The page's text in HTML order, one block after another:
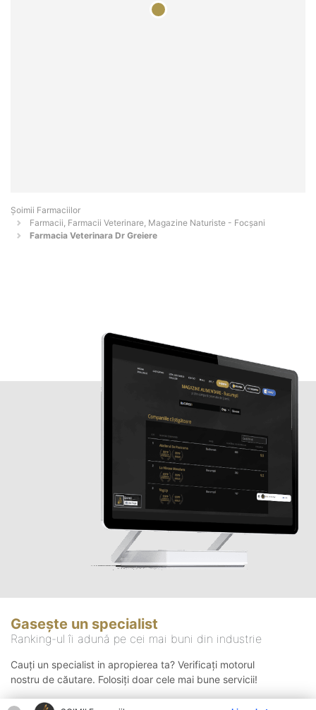
Şoimii Farmaciilor
Farmacii, Farmacii Veterinare, Magazine Naturiste - Focşani
Farmacia Veterinara Dr Greiere
Gasește un specialist
Ranking-ul îi adună pe cei mai buni din industrie
Cauți un specialist in apropierea ta? Verificați motorul
nostru de căutare. Folosiți doar cele mai bune servicii!